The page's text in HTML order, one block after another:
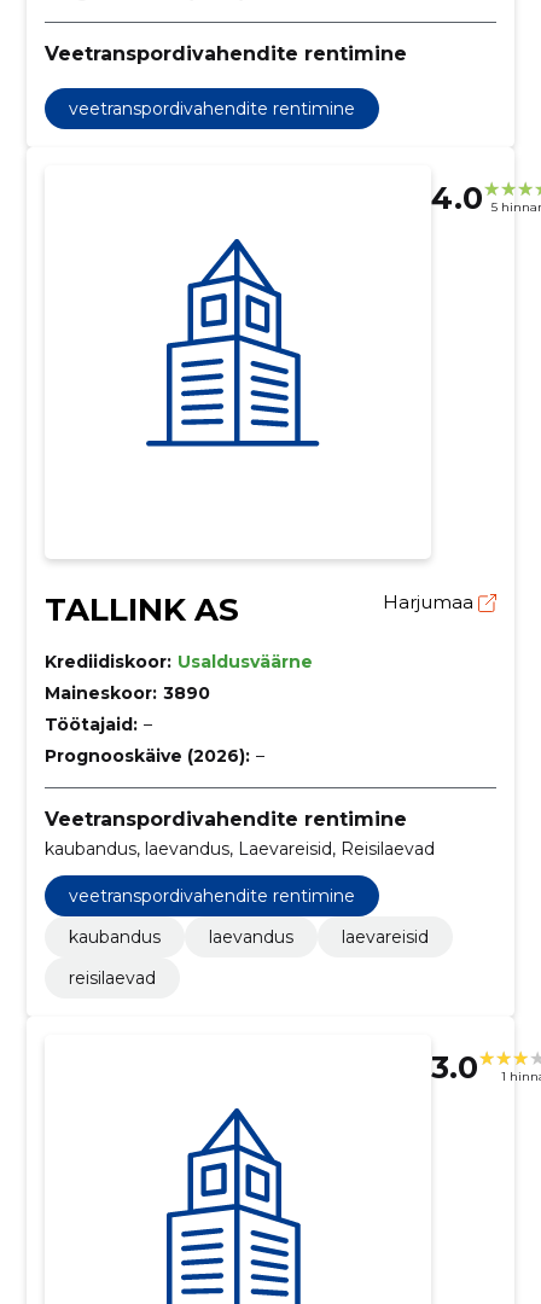
Veetranspordivahendite rentimine
veetranspordivahendite rentimine
4.0 5
TALLINK AS Harjumaa
Krediidiskoor: Usaldusväärne
Maineskoor: 3890
Töötajaid: –
Prognooskäive (2026): –
Veetranspordivahendite rentimine
kaubandus, laevandus, Laevareisid, Reisilaevad
veetranspordivahendite rentimine
kaubandus
laevandus
laevareisid
reisilaevad
3.0 1